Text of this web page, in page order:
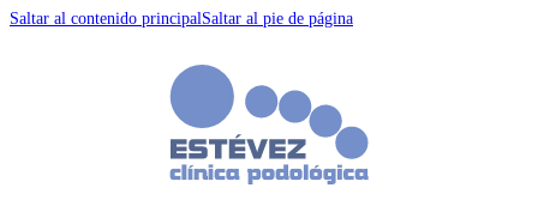
Saltar al contenido principalSaltar al pie de página